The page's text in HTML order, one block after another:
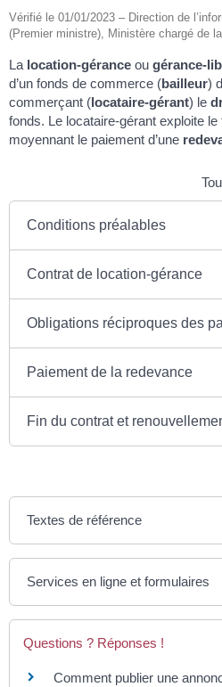
Vérifié le 01/01/2023 – Direction de
(Premier ministre), Ministère chargé de
La location-gérance ou gérance-
d’un fonds de commerce (bailleur)
commerçant (locataire-gérant) le
fonds. Le locataire-gérant exploite
moyennant le paiement d’une
Conditions préalables
Contrat de location-gérance
Obligations réciproques des
Paiement de la redevance
Fin du contrat et
Textes de référence
Services en ligne et formulaires
Questions ? Réponses !
Comment publier une